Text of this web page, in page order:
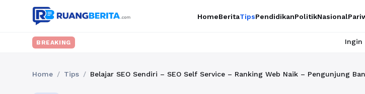
HomeBeritaTipsPendidikanPolitikNasional
BREAKING Ingin upgrade
Home / Tips / Belajar SEO Sendiri – SEO Self Service – Ranking Web Naik – Pengunjung